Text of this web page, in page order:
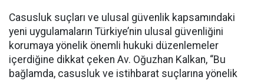
Casusluk suçları ve ulusal güvenlik kapsamındaki
yeni uygulamaların Türkiye’nin ulusal güvenliğini
korumaya yönelik önemli hukuki düzenlemeler
içerdiğine dikkat çeken Av. Oğuzhan Kalkan, “Bu
bağlamda, casusluk ve istihbarat suçlarına yönelik